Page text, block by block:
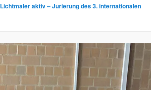
Lichtmaler aktiv – Jurierung des 3. internationalen